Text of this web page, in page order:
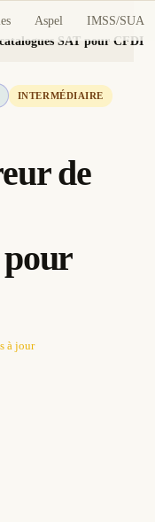
Aspel IMSS/SUA
SAT pour CFDI
INTERMÉDIAIRE
de
pour
à jour